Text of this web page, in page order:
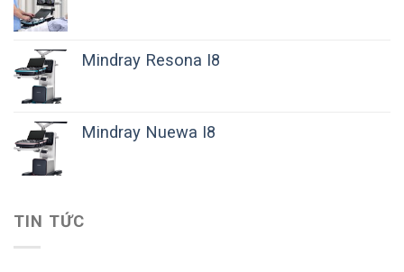
Mindray Resona I8
Mindray Nuewa I8
TIN TỨC